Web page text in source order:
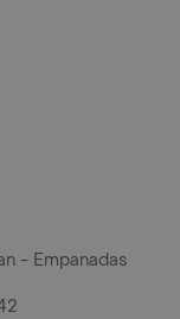
- Empanadas